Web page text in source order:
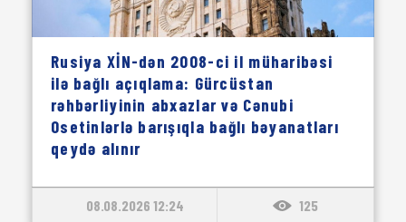
Rusiya XİN-dən 2008-ci il müharibəsi
ilə bağlı açıqlama: Gürcüstan
rəhbərliyinin abxazlar və Cənubi
Osetinlərlə barışıqla bağlı bəyanatları
qeydə alınır
08.08.2026 12:24 125